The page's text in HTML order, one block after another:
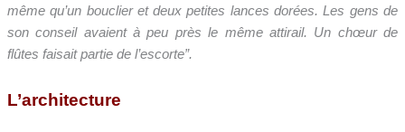
même qu’un bouclier et deux petites lances dorées. Les gens de
son conseil avaient à peu près le même attirail. Un chœur de
flûtes faisait partie de l’escorte”.
L’architecture